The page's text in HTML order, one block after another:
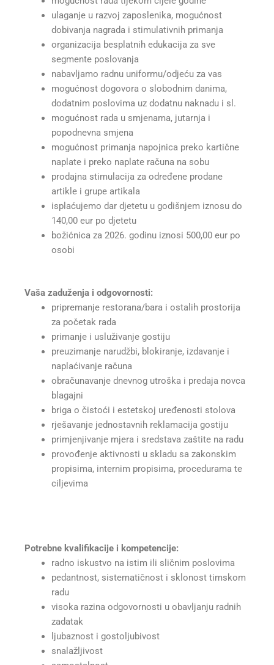
ulaganje u razvoj zaposlenika, mogućnost
dobivanja nagrada i stimulativnih primanja
organizacija besplatnih edukacija za sve
segmente poslovanja
nabavljamo radnu uniformu/odjeću za vas
mogućnost dogovora o slobodnim danima,
dodatnim poslovima uz dodatnu naknadu i sl.
mogućnost rada u smjenama, jutarnja i
popodnevna smjena
mogućnost primanja napojnica preko kartične
naplate i preko naplate računa na sobu
prodajna stimulacija za određene prodane
artikle i grupe artikala
isplaćujemo dar djetetu u godišnjem iznosu do
140,00 eur po djetetu
božićnica za 2026. godinu iznosi 500,00 eur po
osobi
Vaša zaduženja i odgovornosti:
pripremanje restorana/bara i ostalih prostorija
za početak rada
primanje i usluživanje gostiju
preuzimanje narudžbi, blokiranje, izdavanje i
naplaćivanje računa
obračunavanje dnevnog utroška i predaja novca
blagajni
briga o čistoći i estetskoj uređenosti stolova
rješavanje jednostavnih reklamacija gostiju
primjenjivanje mjera i sredstava zaštite na radu
provođenje aktivnosti u skladu sa zakonskim
propisima, internim propisima, procedurama te
ciljevima
Potrebne kvalifikacije i kompetencije:
radno iskustvo na istim ili sličnim poslovima
pedantnost, sistematičnost i sklonost timskom
radu
visoka razina odgovornosti u obavljanju radnih
zadatak
ljubaznost i gostoljubivost
snalažljivost